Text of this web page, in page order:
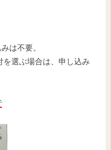
は不要。
を選ぶ場合は、申し込み